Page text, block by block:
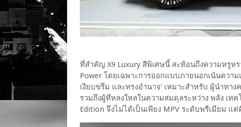
ที่สำคัญ X9 Luxury สีพิเศษนี้ สะท้อนถึงความหรูห
Power โดยเฉพาะการออกแบบภายนอกเน้นควา
เงียบขรึม และทรงอำนาจ’ เหมาะสำหรับ ผู้นำทา
รวมถึงผู้ที่หลงใหลในความสมดุลระหว่าง พลัง เท
Edition จึงไม่ได้เป็นเพียง MPV ระดับพรีเมียม